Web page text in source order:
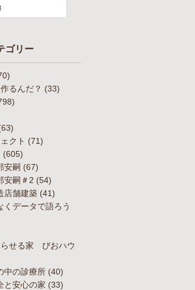
ゴリー
るんだ？ (33)
クト (71)
(605)
安嗣 (67)
安嗣＃2 (54)
店舗建築 (41)
くデータで語ろう
せる家 びおハウ
中の診療所 (40)
と安心の家 (33)